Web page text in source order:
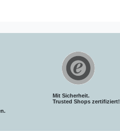
Mit Sicherheit.
Trusted Shops zertifiziert!